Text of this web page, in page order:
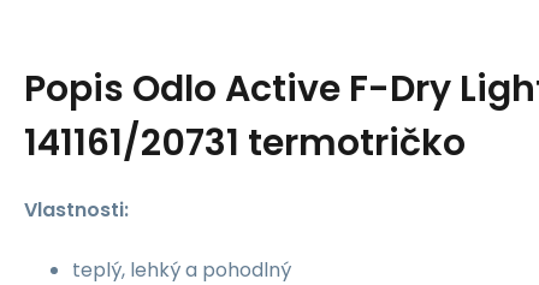
Popis Odlo Active F-Dry
141161/20731 termotričko
Vlastnosti:
teplý, lehký a pohodlný